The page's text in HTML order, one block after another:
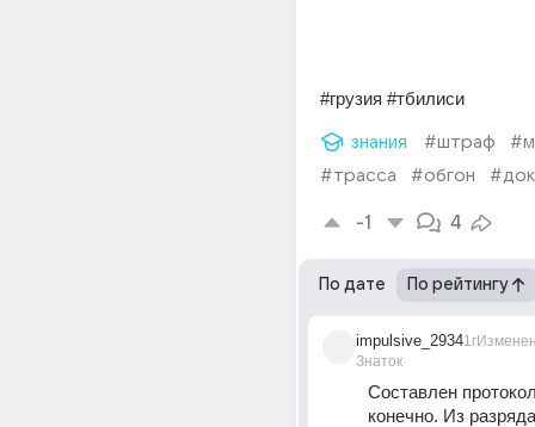
#грузия #тбилиси
знания #штраф
#трасса
#обгон
-1 4
По дате По рейтингу
impulsive_2934
Знаток
1г
Составлен
конечно. Из